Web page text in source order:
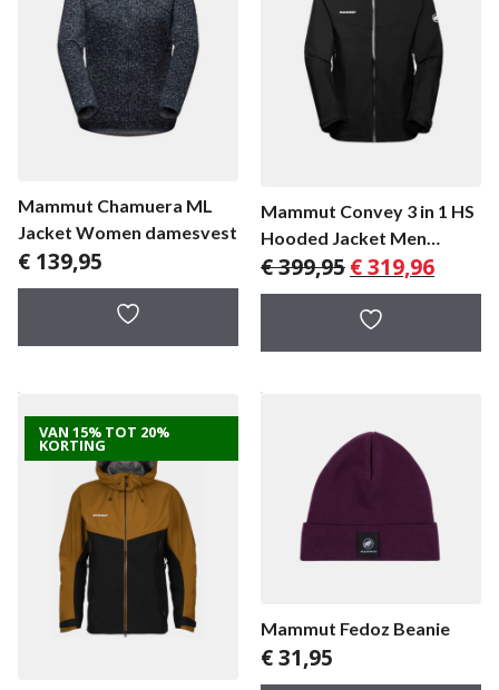
Mammut Chamuera ML
Jacket Women damesvest
€ 139,95
Mammut Convey 3 in 1 HS
Hooded Jacket Men
herenjas
€399,95 Oorspronkelijke
prijs
was:
€ 399,95.
€319,96Huidige
prijs
VAN 15% TOT 20%
KORTING
Mammut Fedoz Beanie
€31,95